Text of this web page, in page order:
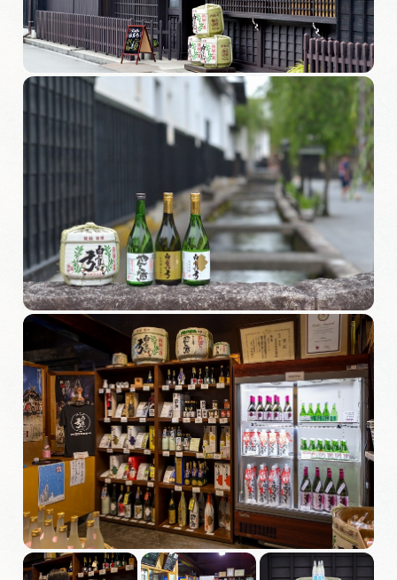
体験予約サイト「ＶＩＳＩＴ岐阜県」
岐阜県アウトドア観光キャンペーン
岐阜県まるごと観光エリアガイド
岐阜県観光データベース
旅行会社・観光事業者の皆様へ
フォトライブラリー
動画ライブラリー
お問い合わせ
運営組織
広告掲載
サイトポリシー